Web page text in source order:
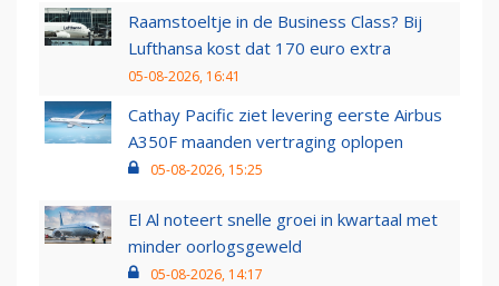
Raamstoeltje in de Business Class? Bij
Lufthansa kost dat 170 euro extra
05-08-2026, 16:41
Cathay Pacific ziet levering eerste Airbus
A350F maanden vertraging oplopen
05-08-2026, 15:25
El Al noteert snelle groei in kwartaal met
minder oorlogsgeweld
05-08-2026, 14:17